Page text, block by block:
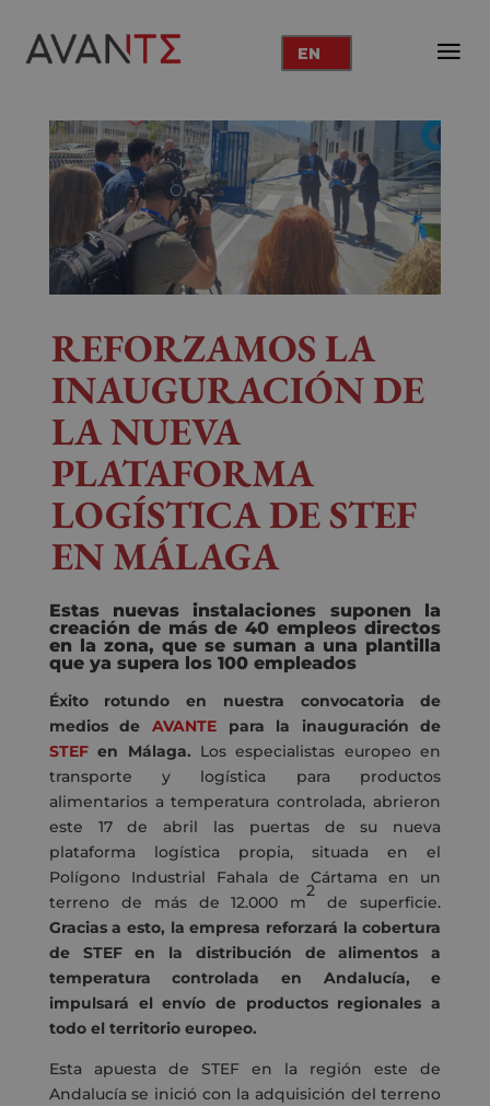
EN
REFORZAMOS LA
INAUGURACIÓN DE
LA NUEVA
PLATAFORMA
LOGÍSTICA DE STEF
EN MÁLAGA
Estas nuevas instalaciones suponen la
creación de más de 40 empleos directos
en la zona, que se suman a una plantilla
que ya supera los 100 empleados
Éxito rotundo en nuestra convocatoria de
medios de AVANTEpara la inauguración de
STEFen Málaga. Los especialistas europeo en
transporte y logística para productos
alimentarios a temperatura controlada, abrieron
este 17 de abril las puertas de su nueva
plataforma logística propia, situada en el
Polígono Industrial Fahala de Cártama en un
terreno de más de 12.000 m
2
de superficie.
Gracias a esto, la empresa reforzará la cobertura
de STEF en la distribución de alimentos a
temperatura controlada en Andalucía, e
impulsará el envío de productos regionales a
todo el territorio europeo.
Esta apuesta de STEF en la región este de
Andalucía se inició con la adquisición del terreno